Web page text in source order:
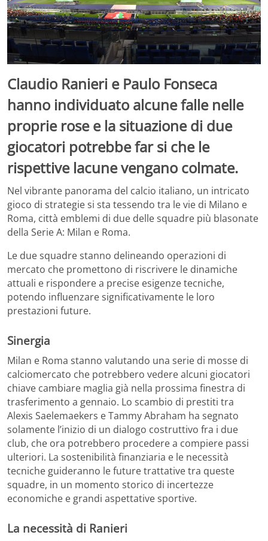
Claudio Ranieri e Paulo Fonseca
hanno individuato alcune falle nelle
proprie rose e la situazione di due
giocatori potrebbe far si che le
rispettive lacune vengano colmate.
Nel vibrante panorama del calcio italiano, un intricato
gioco di strategie si sta tessendo tra le vie di Milano e
Roma, città emblemi di due delle squadre più blasonate
della Serie A: Milan e Roma.
Le due squadre stanno delineando operazioni di
mercato che promettono di riscrivere le dinamiche
attuali e rispondere a precise esigenze tecniche,
potendo influenzare significativamente le loro
prestazioni future.
Sinergia
Milan e Roma stanno valutando una serie di mosse di
calciomercato che potrebbero vedere alcuni giocatori
chiave cambiare maglia già nella prossima finestra di
trasferimento a gennaio. Lo scambio di prestiti tra
Alexis Saelemaekers e Tammy Abraham ha segnato
solamente l’inizio di un dialogo costruttivo fra i due
club, che ora potrebbero procedere a compiere passi
ulteriori. La sostenibilità finanziaria e le necessità
tecniche guideranno le future trattative tra queste
squadre, in un momento storico di incertezze
economiche e grandi aspettative sportive.
La necessità di Ranieri